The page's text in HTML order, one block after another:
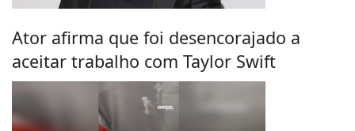
Ator afirma que foi desencorajado a
aceitar trabalho com Taylor Swift